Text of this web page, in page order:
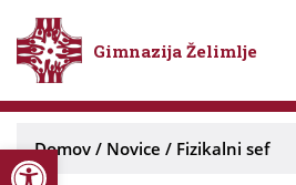
Open toolbar
Gimnazija Želimlje
Domov / Novice / Fizikalni sef